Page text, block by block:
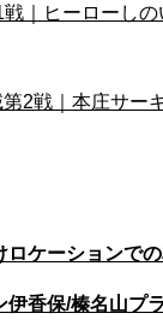
｜ヒーローしの
2戦｜本庄サー
ケーションで
香保/榛名山プ